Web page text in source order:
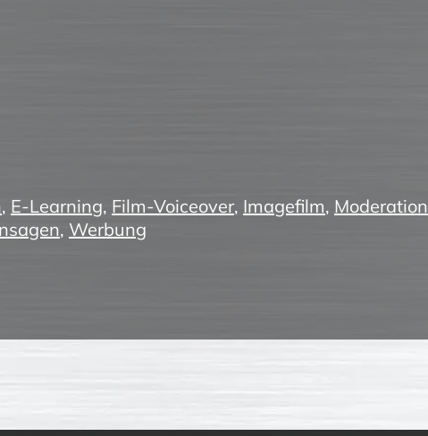
, E-Learning, Film-Voiceover, Imagefilm, Moderation
, Werbung